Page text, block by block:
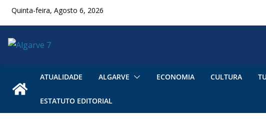
SkipQuinta-feira, Agosto 6, 2026
ATUALIDADE ALGARVE ECONOMIA CULTURA
ESTATUTO EDITORIAL